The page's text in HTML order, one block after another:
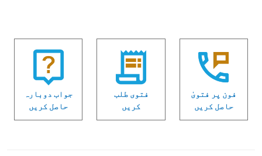
فون پر فتویٰ
حاصل کریں
فتوی طلب
کریں
جواب دوبارہ
حاصل کریں